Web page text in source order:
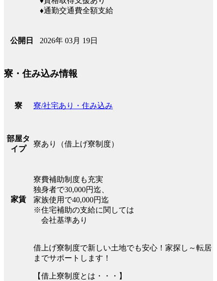
♦通勤交通費全額支給
公開日 2026年 03月 19日
寮・住み込み情報
寮 寮/社宅あり・住み込み
部屋タ
イプ
寮あり（借上げ寮制度）
家賃
寮費補助制度も充実
独身者で30,000円迄、
家族使用で40,000円迄
※住宅補助の支給に関しては
会社基準あり
借上げ寮制度で新しい土地でも安心！家探し～転居
までサポートします！
【借上寮制度とは・・・】